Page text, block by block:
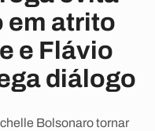
em atrito
e Flávio
diálogo
Bolsonaro tornar